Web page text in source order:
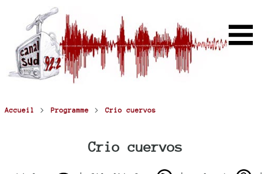
Accueil > Programme > Crio cuervos
Crio cuervos